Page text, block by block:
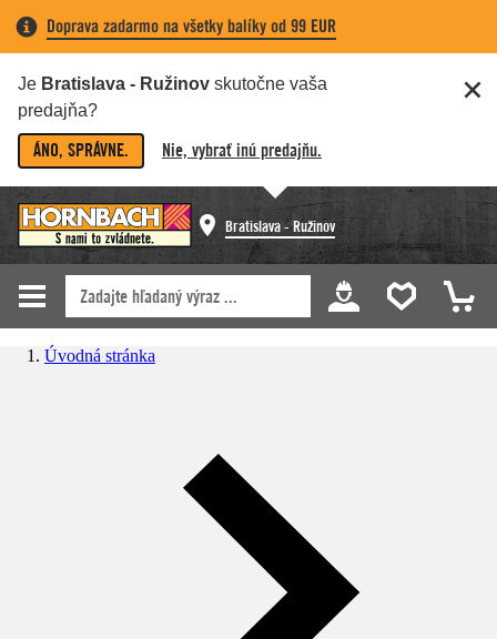
Doprava zadarmo na všetky balíky od 99 EUR
Je Bratislava - Ružinov skutočne vaša
predajňa?
ÁNO, SPRÁVNE. Nie, vybrať inú predajňu.
Bratislava - Ružinov
Úvodná stránka